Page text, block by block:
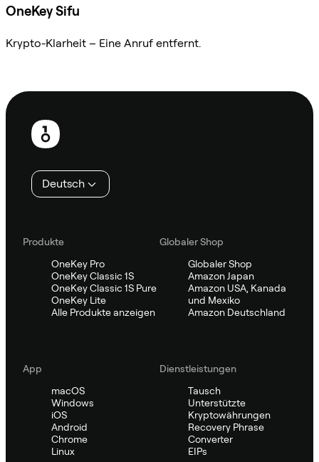
OneKey Sifu
Krypto-Klarheit – Eine Anruf entfernt.
Fußzeile
Deutsch
Produkte
OneKey Pro
OneKey Classic 1S
OneKey Classic 1S Pure
OneKey Lite
Alle Produkte anzeigen
Globaler Shop
Globaler Shop
Amazon Japan
Amazon USA, Kanada
und Mexiko
Amazon Deutschland
App
macOS
Windows
iOS
Android
Chrome
Linux
Dienstleistungen
Tausch
Unterstützte
Kryptowährungen
Recovery Phrase
Converter
EIPs